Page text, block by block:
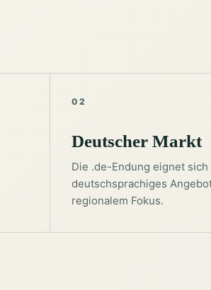
02
Deutscher Markt
Die .de-Endung eignet
deutschsprachiges
regionalem Fokus.